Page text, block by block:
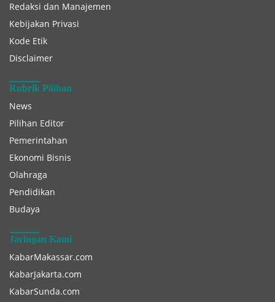
Redaksi dan Manajemen
Kebijakan Privasi
Kode Etik
Disclaimer
Rubrik Pilihan
News
Pilihan Editor
Pemerintahan
Ekonomi Bisnis
Olahraga
Pendidikan
Budaya
Jaringan Kami
KabarMakassar.com
KabarJakarta.com
KabarSunda.com